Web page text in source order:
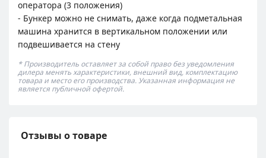
оператора (3 положения)
- Бункер можно не снимать, даже когда подметальная
машина хранится в вертикальном положении или
подвешивается на стену
* Производитель оставляет за собой право без уведомления
дилера менять характеристики, внешний вид, комплектацию
товара и место его производства. Указанная информация не
является публичной офертой.
Отзывы о товаре